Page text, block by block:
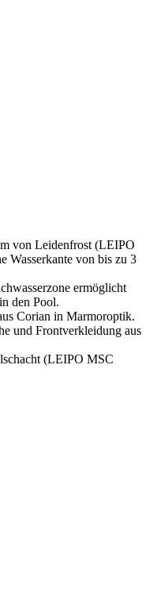
von Leidenfrost (LEIPO
Wasserkante von bis zu 3
ermöglicht
den Pool.
Corian in Marmoroptik.
und Frontverkleidung aus
(LEIPO MSC